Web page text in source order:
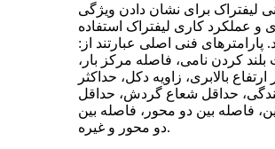
لیفتراک برای نشان دادن ویژگی
و عملکرد کاری لیفتراک استفاده
فنی اصلی عبارتند از:
کردن نامی، فاصله مرکز بار،
ارتفاع بالابری، زاویه دکل، حداکثر
حداقل شعاع گردش، حداقل
فاصله بین دو محور، فاصله بین
دو محور و غیره.